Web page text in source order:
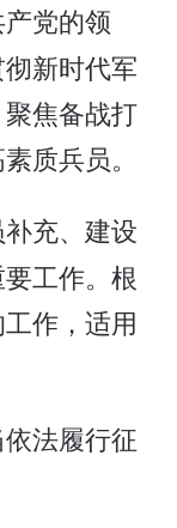
党的领
新时代军
焦备战打
质兵员。
充、建设
工作。根
作，适用
法履行征